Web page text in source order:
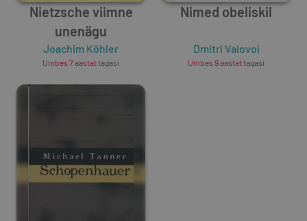
Nietzsche viimne
unenägu
Joachim Köhler
Umbes 7 aastattagasi
Nimed obeliskil
Dmitri Valovoi
Umbes 9 aastattagasi